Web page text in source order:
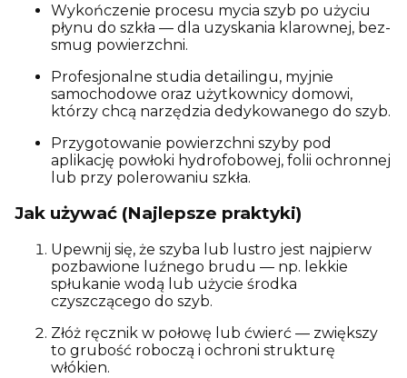
Wykończenie procesu mycia szyb po użyciu
płynu do szkła — dla uzyskania klarownej, bez-
smug powierzchni.
Profesjonalne studia detailingu, myjnie
samochodowe oraz użytkownicy domowi,
którzy chcą narzędzia dedykowanego do szyb.
Przygotowanie powierzchni szyby pod
aplikację powłoki hydrofobowej, folii ochronnej
lub przy polerowaniu szkła.
Jak używać (Najlepsze praktyki)
Upewnij się, że szyba lub lustro jest najpierw
pozbawione luźnego brudu — np. lekkie
spłukanie wodą lub użycie środka
czyszczącego do szyb.
Złóż ręcznik w połowę lub ćwierć — zwiększy
to grubość roboczą i ochroni strukturę
włókien.